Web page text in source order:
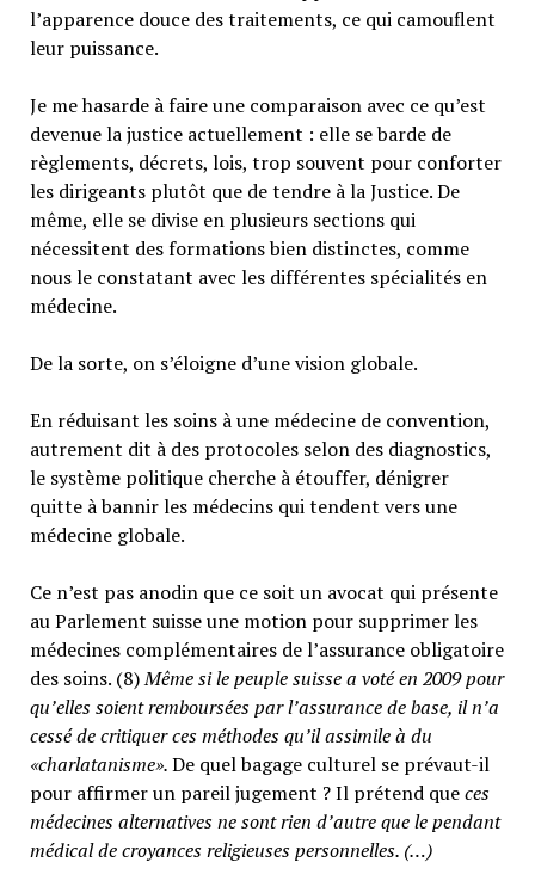
l’apparence douce des traitements, ce qui camouflent
leur puissance.
Je me hasarde à faire une comparaison avec ce qu’est
devenue la justice actuellement : elle se barde de
règlements, décrets, lois, trop souvent pour conforter
les dirigeants plutôt que de tendre à la Justice. De
même, elle se divise en plusieurs sections qui
nécessitent des formations bien distinctes, comme
nous le constatant avec les différentes spécialités en
médecine.
De la sorte, on s’éloigne d’une vision globale.
En réduisant les soins à une médecine de convention,
autrement dit à des protocoles selon des diagnostics,
le système politique cherche à étouffer, dénigrer
quitte à bannir les médecins qui tendent vers une
médecine globale.
Ce n’est pas anodin que ce soit un avocat qui présente
au Parlement suisse une motion pour supprimer les
médecines complémentaires de l’assurance obligatoire
des soins. (8)Même si le peuple suisse a voté en 2009 pour
qu’elles soient remboursées par l’assurance de base, il n’a
cessé de critiquer ces méthodes qu’il assimile à du
«charlatanisme».De quel bagage culturel se prévaut-il
pour affirmer un pareil jugement ? Il prétend queces
médecines alternatives ne sont rien d’autre que le pendant
médical de croyances religieuses personnelles. (…)